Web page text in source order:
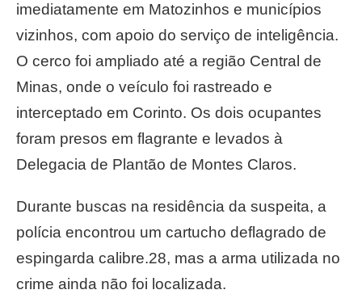
imediatamente em Matozinhos e municípios
vizinhos, com apoio do serviço de inteligência.
O cerco foi ampliado até a região Central de
Minas, onde o veículo foi rastreado e
interceptado em Corinto. Os dois ocupantes
foram presos em flagrante e levados à
Delegacia de Plantão de Montes Claros.
Durante buscas na residência da suspeita, a
polícia encontrou um cartucho deflagrado de
espingarda calibre.28, mas a arma utilizada no
crime ainda não foi localizada.